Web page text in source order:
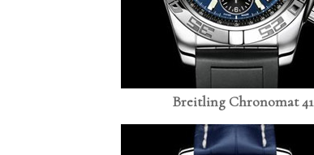
Breitling Chronomat 41